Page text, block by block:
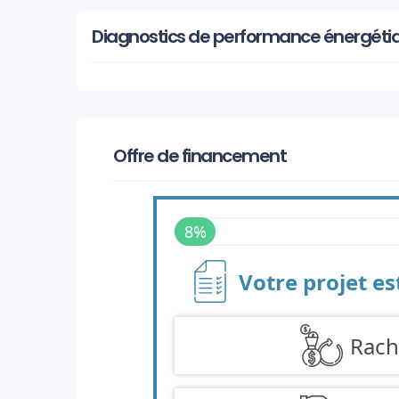
Diagnostics de performance
Offre de financement